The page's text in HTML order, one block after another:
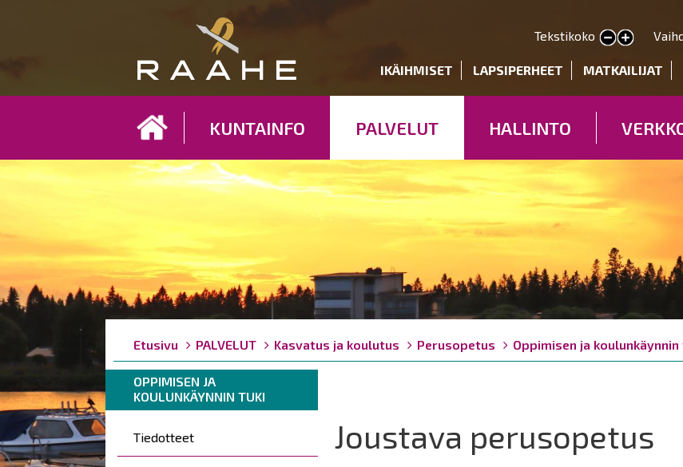
pääsisältöön
Tekstikoko
Pienennä tekstin kokoa
Suurenna tekstin kokoa
Kohderyhmät
IKÄIHMISET LAPSIPERHEET MATKAILIJAT
KUNTAINFO PALVELUT HALLINTO
Breadcrumbs
You
are
here:
Etusivu PALVELUT Kasvatus ja koulutus Perusopetus Oppimisen ja koulunkäynnin
Breadcrumbs
OPPIMISEN JA
KOULUNKÄYNNIN TUKI
Päävalikko
Tiedotteet Joustava perusopetus